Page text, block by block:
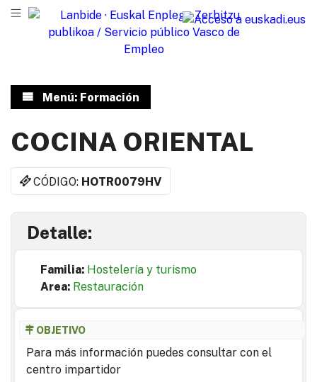
Menú: Formación
COCINA ORIENTAL
CÓDIGO: HOTR0079HV
Detalle:
Familia: Hostelería y turismo
Area: Restauración
OBJETIVO
Para más información puedes consultar con el
centro impartidor